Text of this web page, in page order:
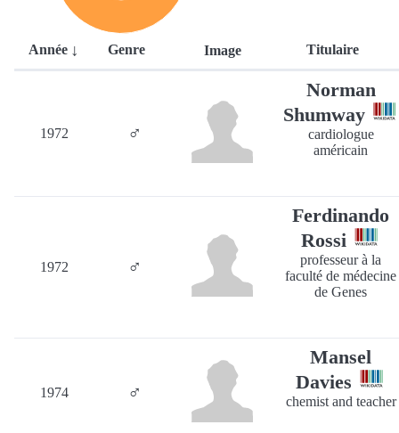
Année Genre Image Titulaire
1972 ♂
Norman
Shumway
cardiologue
américain
1972 ♂
Ferdinando
Rossi
professeur à la
faculté de médecine
de Genes
1974 ♂
Mansel
Davies
chemist and teacher